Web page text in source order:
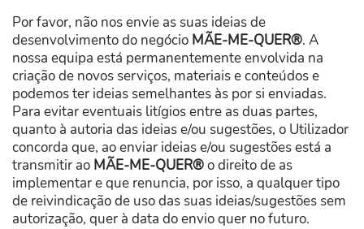
Por favor, não nos envie as suas ideias de
desenvolvimento do negócio MÃE-ME-QUER®. A
nossa equipa está permanentemente envolvida na
criação de novos serviços, materiais e conteúdos e
podemos ter ideias semelhantes às por si enviadas.
Para evitar eventuais litígios entre as duas partes,
quanto à autoria das ideias e/ou sugestões, o Utilizador
concorda que, ao enviar ideias e/ou sugestões está a
transmitir ao MÃE-ME-QUER®o direito de as
implementar e que renuncia, por isso, a qualquer tipo
de reivindicação de uso das suas ideias/sugestões sem
autorização, quer à data do envio quer no futuro.